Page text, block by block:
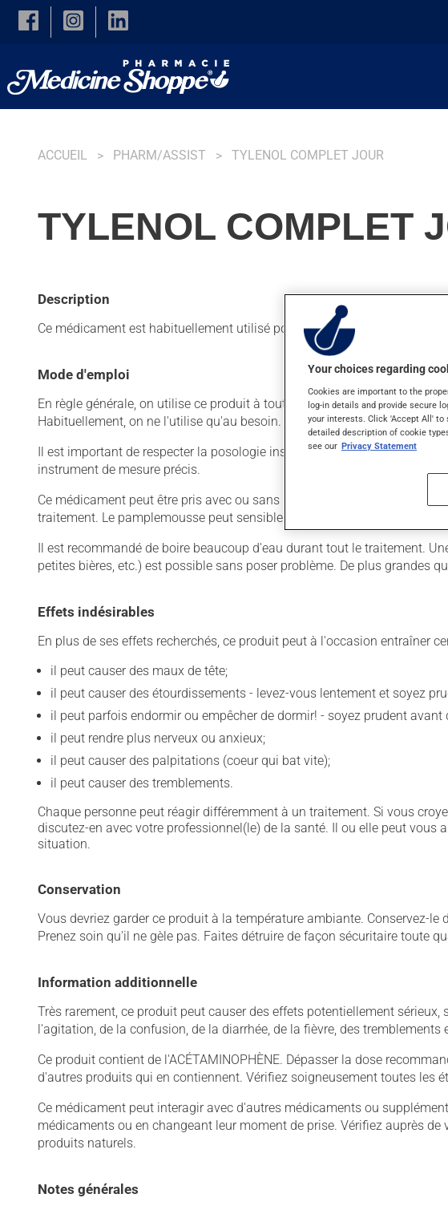
Skip to main content
ACCUEIL PHARM/ASSIST TYLENOL COMPLET JOUR
TYLENOL COMPLET
Description
Ce médicament est habituellement utilisé pour réduire la fièvre, pour la
Mode d'emploi
En règle générale, on utilise ce produit à toutes les six à huit heures. Il
Habituellement, on ne l'utilise qu'au besoin.
Il est important de respecter la posologie inscrite sur l'étiquette. N'en
instrument de mesure précis.
Ce médicament peut être pris avec ou sans nourriture, sans égard aux
traitement. Le pamplemousse peut sensiblement modifier l'effet de votre
Il est recommandé de boire beaucoup d'eau durant tout le traitement.
petites bières, etc.) est possible sans poser problème. De plus grandes
Effets indésirables
En plus de ses effets recherchés, ce produit peut à l'occasion entraîner
il peut causer des maux de tête;
il peut causer des étourdissements - levez-vous lentement et soyez
il peut parfois endormir ou empêcher de dormir! - soyez prudent avant
il peut rendre plus nerveux ou anxieux;
il peut causer des palpitations (coeur qui bat vite);
il peut causer des tremblements.
Chaque personne peut réagir différemment à un traitement. Si vous
discutez-en avec votre professionnel(le) de la santé. Il ou elle peut vous
situation.
Conservation
Vous devriez garder ce produit à la température ambiante. Conservez-
Prenez soin qu'il ne gèle pas. Faites détruire de façon sécuritaire toute
Information additionnelle
Très rarement, ce produit peut causer des effets potentiellement
l'agitation, de la confusion, de la diarrhée, de la fièvre, des
Ce produit contient de l'ACÉTAMINOPHÈNE. Dépasser la dose
d'autres produits qui en contiennent. Vérifiez soigneusement toutes les
Ce médicament peut interagir avec d'autres médicaments ou
médicaments ou en changeant leur moment de prise. Vérifiez auprès
produits naturels.
Notes générales
Your choices regarding
Cookies are important to the
log-in details and provide secure
your interests. Click 'Accept All' to
detailed description of cookie
see our Privacy Statement